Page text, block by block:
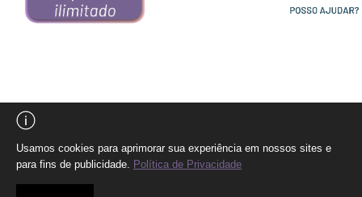
Usamos cookies para aprimorar sua experiência em nossos sites e
para fins de publicidade. Política de Privacidade